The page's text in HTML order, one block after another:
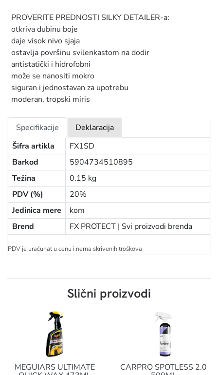
PROVERITE PREDNOSTI SILKY DETAILER-a:
otkriva dubinu boje
daje visok nivo sjaja
ostavlja površinu svilenkastom na dodir
antistatički i hidrofobni
može se nanositi mokro
siguran i jednostavan za upotrebu
moderan, tropski miris
Specifikacije
Deklaracija
Šifra artikla
FX1SD
Barkod
5904734510895
Težina
0.15 kg
PDV (%)
20%
Jedinica mere
kom
Brend
FX PROTECT | Svi proizvodi brenda
PDV je uračunat u cenu i nema skrivenih troškova
Slični proizvodi
MEGUIARS ULTIMATE CARPRO SPOTLESS 2.0